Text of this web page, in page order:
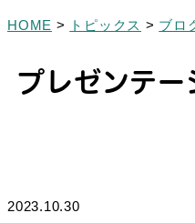
HOME > トピックス > ブロ
プレゼンテ
2023.10.30